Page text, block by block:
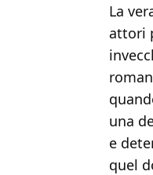
La
attori
una
e
quel